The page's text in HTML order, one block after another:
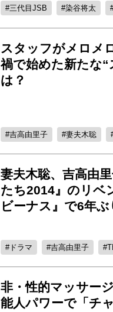
三代目JSB 染谷将太
スタッフがメロメ
禍で始めた新たな“
は？
吉高由里子 妻夫木聡
妻夫木聡、吉高由
たち2014』のリベ
ビーナス』で6年
ドラマ 吉高由里子
非・性的マッサー
能人パワーで「チ